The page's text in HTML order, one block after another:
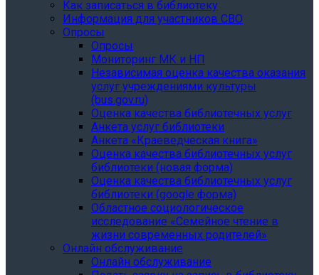
Как записаться в библиотеку
Информация для участников СВО
Опросы
Опросы
Мониторинг МК и НП
Независимая оценка качества оказания
услуг учреждениями культуры
(bus.gov.ru)
Оценка качества библиотечных услуг
Анкета услуг библиотеки
Анкета «Краеведческая книга»
Oценка качества библиотечных услуг
библиотеки (новая форма)
Oценка качества библиотечных услуг
библиотеки (google форма)
Областное социологическое
исследование «Семейное чтение в
жизни современных родителей»
Онлайн обслуживание
Онлайн обслуживание